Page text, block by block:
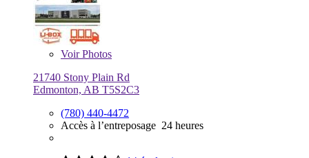
VoirPhotos
21740 Stony Plain Rd
Edmonton, AB T5S2C3
(780) 440-4472
Accès à l’entreposage 24 heures